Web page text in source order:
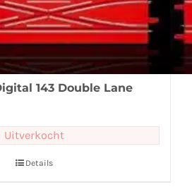
143 Double Lane
Uitverkocht
Details